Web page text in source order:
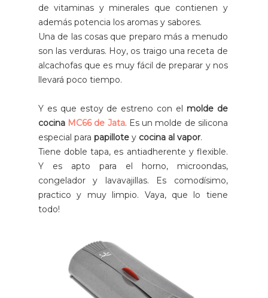
de vitaminas y minerales que contienen y
además potencia los aromas y sabores.
Una de las cosas que preparo más a menudo
son las verduras. Hoy, os traigo una receta de
alcachofas que es muy fácil de preparar y nos
llevará poco tiempo.
Y es que estoy de estreno con el molde de
cocina MC66 de Jata. Es un molde de silicona
especial para papillote y cocina al vapor.
Tiene doble tapa, es antiadherente y flexible.
Y es apto para el horno, microondas,
congelador y lavavajillas. Es comodísimo,
practico y muy limpio. Vaya, que lo tiene
todo!